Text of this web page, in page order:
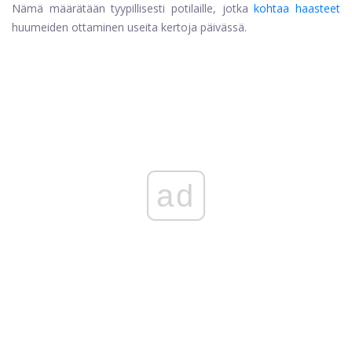
Nämä määrätään tyypillisesti potilaille, jotka kohtaa haasteet
huumeiden ottaminen useita kertoja päivässä.
ad